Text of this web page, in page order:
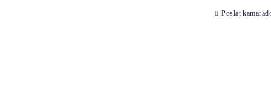
Poslat